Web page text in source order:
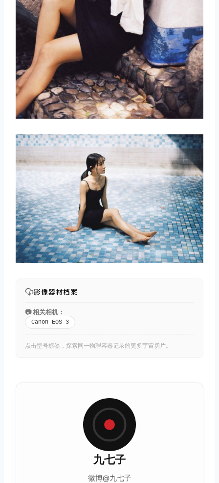
影像器材档案
📷 相关相机：
Canon EOS 3
点击型号标签，探索同一物理容器记录的更多宇宙切片。
九七子
微博@九七子